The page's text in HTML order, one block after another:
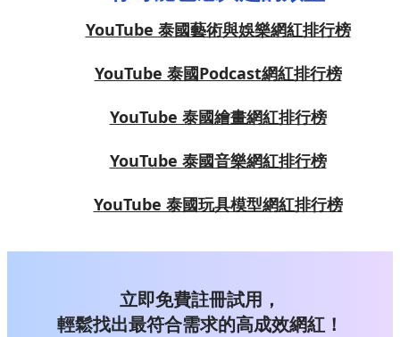
YouTube 泰國藝術與娛樂網紅排行榜
YouTube 泰國Podcast網紅排行榜
YouTube 泰國繪畫網紅排行榜
YouTube 泰國音樂網紅排行榜
YouTube 泰國玩具模型網紅排行榜
立即免費註冊試用，
輕鬆找出最符合需求的高成效網紅！